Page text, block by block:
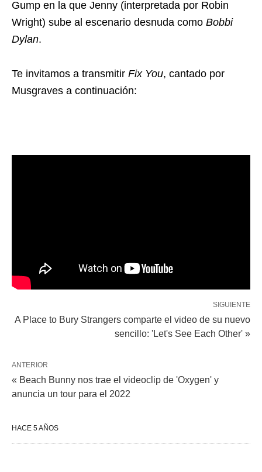
Gump en la que Jenny (interpretada por Robin
Wright) sube al escenario desnuda como Bobbi
Dylan.
Te invitamos a transmitir Fix You, cantado por
Musgraves a continuación:
SIGUIENTE
A Place to Bury Strangers comparte el video de su nuevo
sencillo: 'Let's See Each Other' »
ANTERIOR
« Beach Bunny nos trae el videoclip de 'Oxygen' y
anuncia un tour para el 2022
HACE 5 AÑOS